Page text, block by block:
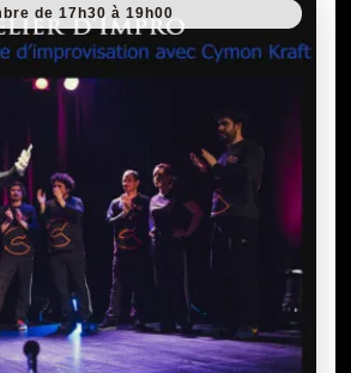
de 17h30 à 19h00